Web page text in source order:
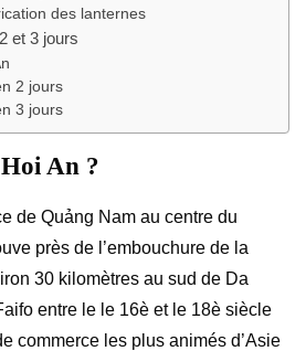
des lanternes
et 3 jours
2 jours
3 jours
An ?
de Quảng Nam au centre du
près de l’embouchure de la
30 kilomètres au sud de Da
entre le le 16è et le 18è siècle
commerce les plus animés d’Asie